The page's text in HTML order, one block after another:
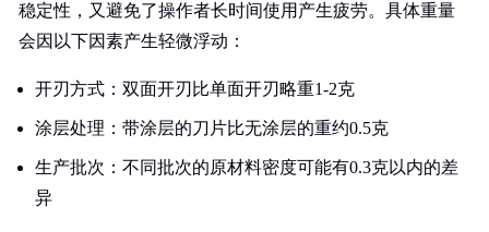
稳定性，又避免了操作者长时间使用产生疲劳。具体重量
会因以下因素产生轻微浮动：
开刃方式：双面开刃比单面开刃略重1-2克
涂层处理：带涂层的刀片比无涂层的重约0.5克
生产批次：不同批次的原材料密度可能有0.3克以内的差
异